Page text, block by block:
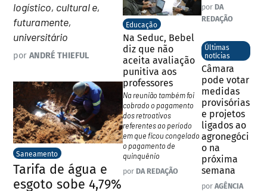
logístico, cultural e,
futuramente,
universitário
por ANDRÉ THIEFUL
Saneamento
Tarifa de água e
esgoto sobe 4,79%
Educação
Na Seduc, Bebel
diz que não
aceita avaliação
punitiva aos
professores
Na reunião também foi
cobrado o pagamento
dos retroativos
referentes ao período
em que ficou congelado
o pagamento de
quinquênio
por DA REDAÇÃO
por DA
REDAÇÃO
Últimas
notícias
Câmara
pode votar
medidas
provisórias
e projetos
ligados ao
agronegóci
o na
próxima
semana
por AGÊNCIA